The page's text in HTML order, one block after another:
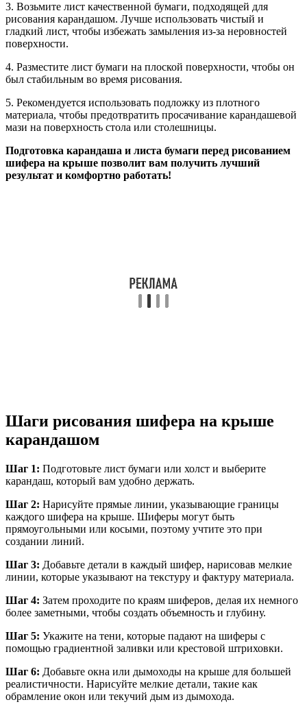
3. Возьмите лист качественной бумаги, подходящей для
рисования карандашом. Лучше использовать чистый и
гладкий лист, чтобы избежать замыления из-за неровностей
поверхности.
4. Разместите лист бумаги на плоской поверхности, чтобы он
был стабильным во время рисования.
5. Рекомендуется использовать подложку из плотного
материала, чтобы предотвратить просачивание карандашевой
мази на поверхность стола или столешницы.
Подготовка карандаша и листа бумаги перед рисованием
шифера на крыше позволит вам получить лучший
результат и комфортно работать!
Шаги рисования шифера на крыше
карандашом
Шаг 1: Подготовьте лист бумаги или холст и выберите
карандаш, который вам удобно держать.
Шаг 2: Нарисуйте прямые линии, указывающие границы
каждого шифера на крыше. Шиферы могут быть
прямоугольными или косыми, поэтому учтите это при
создании линий.
Шаг 3: Добавьте детали в каждый шифер, нарисовав мелкие
линии, которые указывают на текстуру и фактуру материала.
Шаг 4: Затем проходите по краям шиферов, делая их немного
более заметными, чтобы создать объемность и глубину.
Шаг 5: Укажите на тени, которые падают на шиферы с
помощью градиентной заливки или крестовой штриховки.
Шаг 6: Добавьте окна или дымоходы на крыше для большей
реалистичности. Нарисуйте мелкие детали, такие как
обрамление окон или текучий дым из дымохода.